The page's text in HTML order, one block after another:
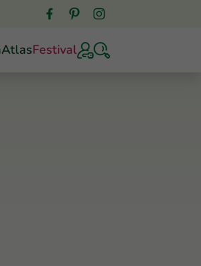
AtlasFestival